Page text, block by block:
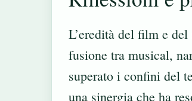
L’eredità del film e
fusione tra musical,
superato i confini del
una sinergia che ha